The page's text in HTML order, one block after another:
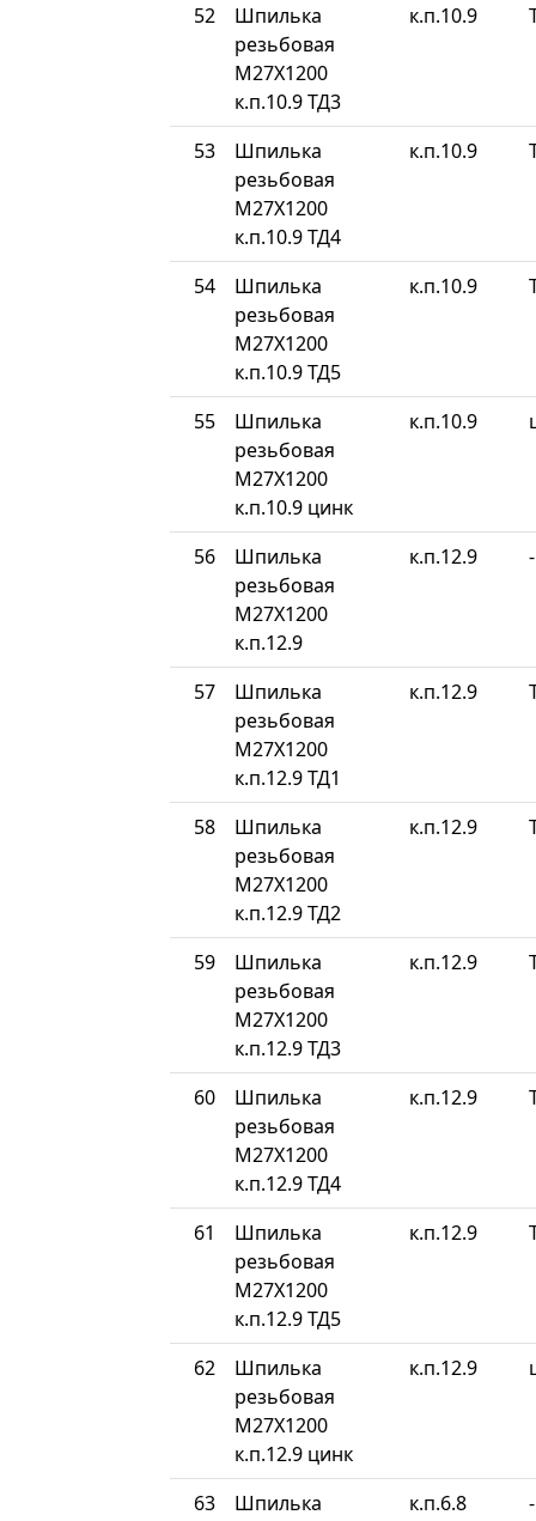
52
Шпилька
резьбовая
М27Х1200
к.п.10.9 ТД3
к.п.10.9
53
Шпилька
резьбовая
М27Х1200
к.п.10.9 ТД4
к.п.10.9
54
Шпилька
резьбовая
М27Х1200
к.п.10.9 ТД5
к.п.10.9
55
Шпилька
резьбовая
М27Х1200
к.п.10.9 цинк
к.п.10.9
56
Шпилька
резьбовая
М27Х1200
к.п.12.9
к.п.12.9 -
57
Шпилька
резьбовая
М27Х1200
к.п.12.9 ТД1
к.п.12.9
58
Шпилька
резьбовая
М27Х1200
к.п.12.9 ТД2
к.п.12.9
59
Шпилька
резьбовая
М27Х1200
к.п.12.9 ТД3
к.п.12.9
60
Шпилька
резьбовая
М27Х1200
к.п.12.9 ТД4
к.п.12.9
61
Шпилька
резьбовая
М27Х1200
к.п.12.9 ТД5
к.п.12.9
62
Шпилька
резьбовая
М27Х1200
к.п.12.9 цинк
к.п.12.9
63
Шпилька
к.п.6.8 -